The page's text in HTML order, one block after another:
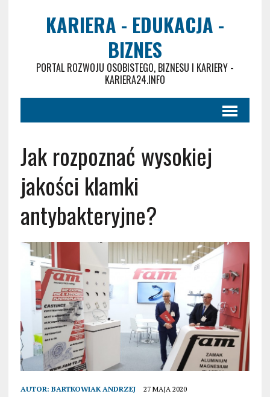
KARIERA - EDUKACJA -
BIZNES
PORTAL ROZWOJU OSOBISTEGO, BIZNESU I KARIERY -
KARIERA24.INFO
Jak rozpoznać wysokiej
jakości klamki
antybakteryjne?
AUTOR: BARTKOWIAK ANDRZEJ 27 MAJA 2020